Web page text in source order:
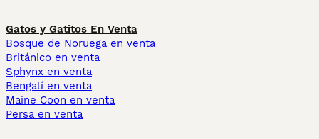
Gatos y Gatitos En Venta
Bosque de Noruega en venta
Británico en venta
Sphynx en venta
Bengalí en venta
Maine Coon en venta
Persa en venta